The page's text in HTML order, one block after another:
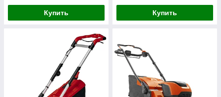
Купить Купить